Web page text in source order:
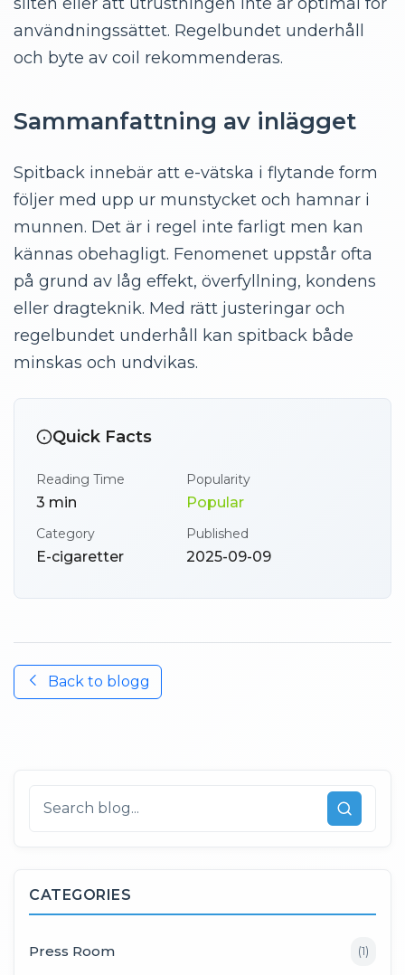
användningssättet. Regelbundet underhåll
och byte av coil rekommenderas.
Sammanfattning av inlägget
Spitback innebär att e-vätska i flytande form
följer med upp ur munstycket och hamnar i
munnen. Det är i regel inte farligt men kan
kännas obehagligt. Fenomenet uppstår ofta
på grund av låg effekt, överfyllning, kondens
eller dragteknik. Med rätt justeringar och
regelbundet underhåll kan spitback både
minskas och undvikas.
Quick Facts
Reading Time
3 min
Popularity
Popular
Category
E-cigaretter
Published
2025-09-09
Back to blogg
CATEGORIES
Press Room (1)